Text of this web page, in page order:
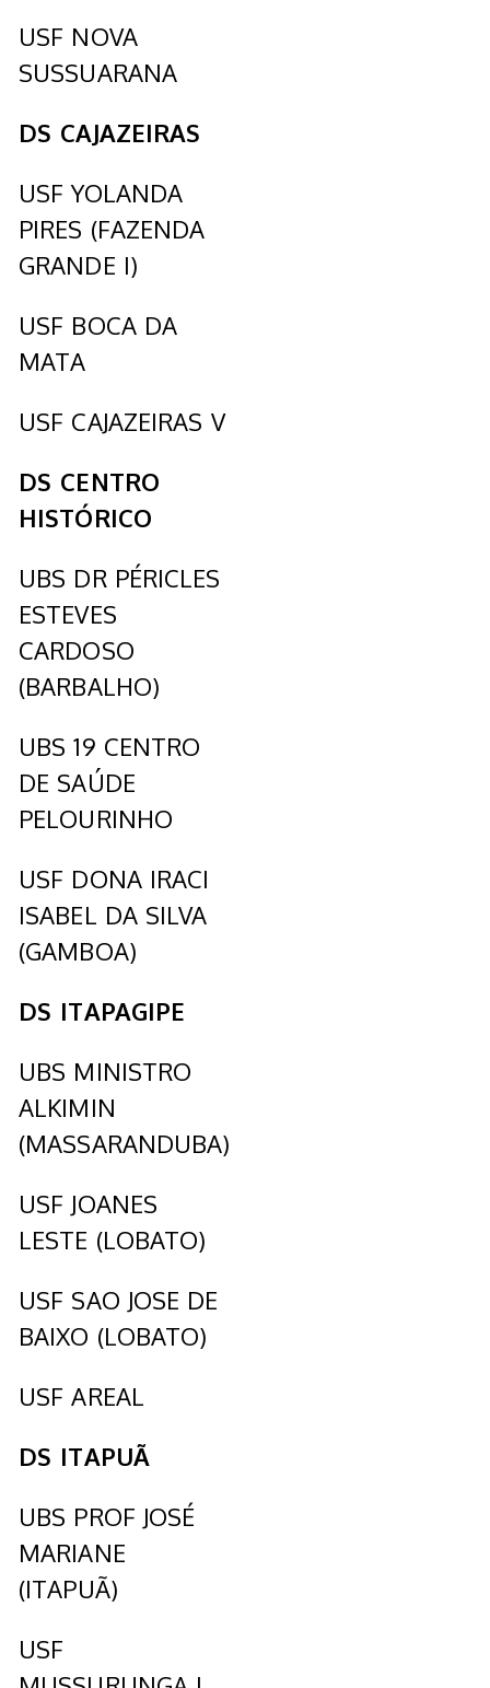
USF NOVA
SUSSUARANA
DS CAJAZEIRAS
USF YOLANDA
PIRES (FAZENDA
GRANDE I)
USF BOCA DA
MATA
USF CAJAZEIRAS V
DS CENTRO
HISTÓRICO
UBS DR PÉRICLES
ESTEVES
CARDOSO
(BARBALHO)
UBS 19 CENTRO
DE SAÚDE
PELOURINHO
USF DONA IRACI
ISABEL DA SILVA
(GAMBOA)
DS ITAPAGIPE
UBS MINISTRO
ALKIMIN
(MASSARANDUBA)
USF JOANES
LESTE (LOBATO)
USF SAO JOSE DE
BAIXO (LOBATO)
USF AREAL
DS ITAPUÃ
UBS PROF JOSÉ
MARIANE
(ITAPUÃ)
USF